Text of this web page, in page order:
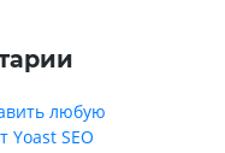
любую
SEO